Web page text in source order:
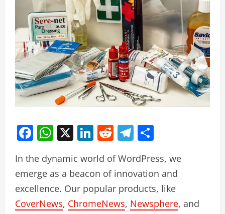
Facebook
WhatsApp
X LinkedIn
RedditTelegram
In the dynamic world of WordPress, we
emerge as a beacon of innovation and
excellence. Our popular products, like
CoverNews, ChromeNews, Newsphere, and